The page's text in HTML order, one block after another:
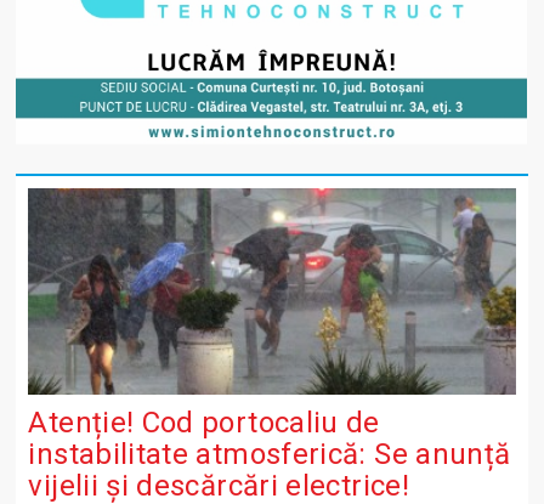
Atenție! Cod portocaliu de
instabilitate atmosferică: Se anunță
vijelii și descărcări electrice!